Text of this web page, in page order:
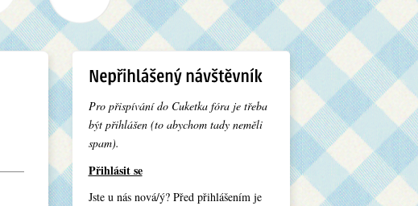
Pro přispívání do Cuketka fóra je třeba
být přihlášen (to abychom tady neměli
spam).
Přihlásit se
Jste u nás nová/ý? Před přihlášením je